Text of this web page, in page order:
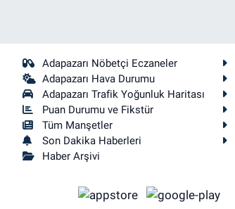
Adapazarı Nöbetçi Eczaneler
Adapazarı Hava Durumu
Adapazarı Trafik Yoğunluk Haritası
Puan Durumu ve Fikstür
Tüm Manşetler
Son Dakika Haberleri
Haber Arşivi